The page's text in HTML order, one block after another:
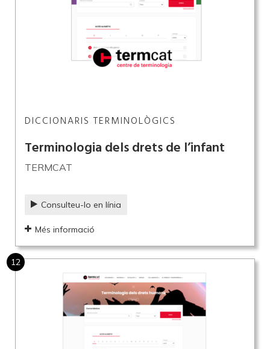
DICCIONARIS TERMINOLÒGICS
Terminologia dels drets de l’infant
TERMCAT
Consulteu-lo en línia
Més informació
12